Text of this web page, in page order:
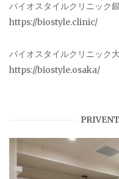
バイオスタイルクリニック
https://biostyle.clinic/
バイオスタイルクリニック
https://biostyle.osaka/